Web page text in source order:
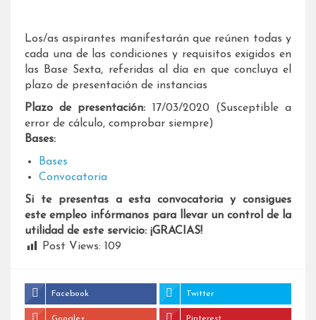
Los/as aspirantes manifestarán que reúnen todas y
cada una de las condiciones y requisitos exigidos en
las Base Sexta, referidas al día en que concluya el
plazo de presentación de instancias
Plazo de presentación: 17/03/2020 (Susceptible a
error de cálculo, comprobar siempre)
Bases:
Bases
Convocatoria
Si te presentas a esta convocatoria y consigues
este empleo infórmanos para llevar un control de la
utilidad de este servicio: ¡GRACIAS!
Post Views: 109
Facebook Twitter